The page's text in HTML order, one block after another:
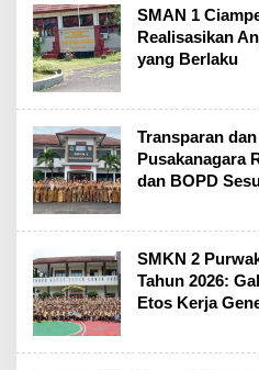
SMAN 1
Realisasikan
yang Berlaku
Transparan
Pusakanagara
dan BOPD
SMKN 2
Tahun 2026:
Etos Kerja